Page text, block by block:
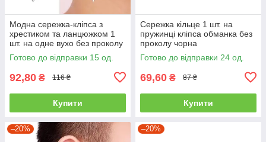
Модна сережка-кліпса з
хрестиком та ланцюжком 1
шт. на одне вухо без проколу
срібляста
Готово до відправки 15 од.
92,80 ₴ 116 ₴
Купити
Сережка кільце 1 шт. на
пружинці кліпса обманка без
проколу чорна
Готово до відправки 24 од.
69,60 ₴ 87 ₴
Купити
–20% –20%